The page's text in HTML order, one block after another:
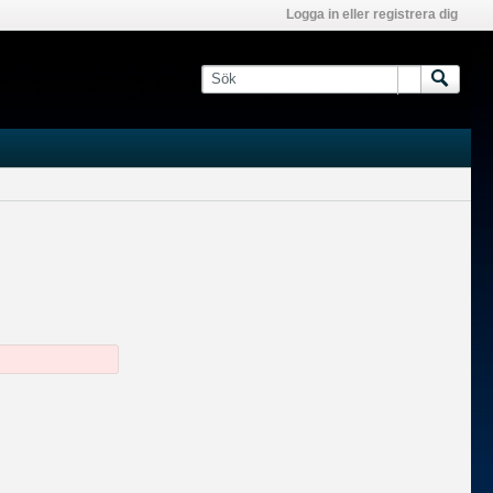
Logga in eller registrera dig